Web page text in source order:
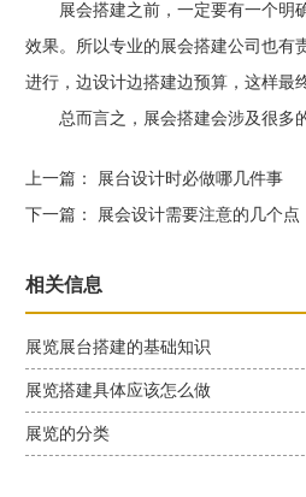
展会搭建之前，一定要有一个明确
效果。所以专业的展会搭建公司也有
进行，边设计边搭建边预算，这样最
总而言之，展会搭建会涉及很多的
上一篇：
展台设计时必做哪几件事
下一篇：
展会设计需要注意的几个点
相关信息
展览展台搭建的基础知识
展览搭建具体应该怎么做
展览的分类